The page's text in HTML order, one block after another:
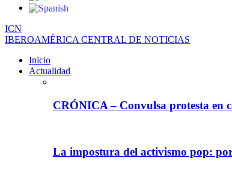
ICN
IBEROAMÉRICA CENTRAL DE NOTICIAS
Inicio
Actualidad
CRÓNICA – Convulsa protesta en
La impostura del activismo pop: